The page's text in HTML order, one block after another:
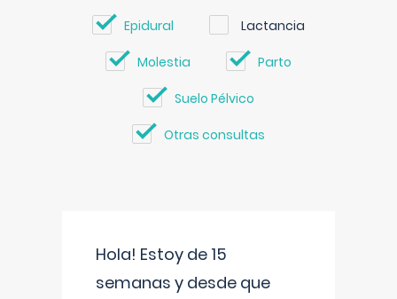
Epidural Lactancia
Molestia Parto
Suelo Pélvico
Otras consultas
Hola! Estoy de 15
semanas y desde que